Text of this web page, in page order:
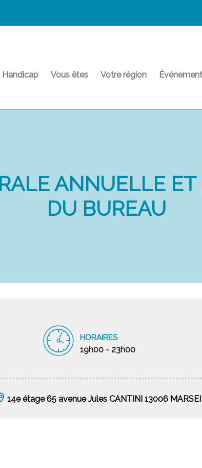
Handicap Vous êtes Votre région
ANNUELLE
DU BUREAU
HORAIRES
19h00 - 23h00
14e étage 65 avenue Jules CANTINI 13006